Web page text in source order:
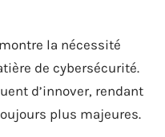
la nécessité
de cybersécurité.
d’innover, rendant
plus majeures.